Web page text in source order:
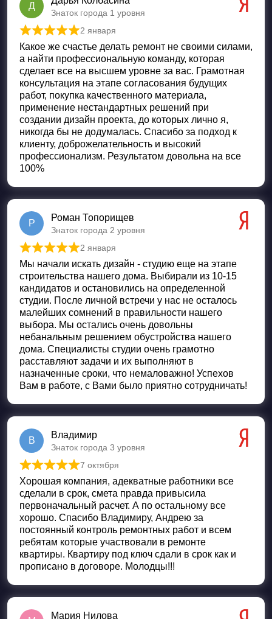
Д
Знаток города 1 уровня
Оценка 5из 5
2 января
Какое же счастье делать ремонт не своими силами,
а найти профессиональную команду, которая
сделает все на высшем уровне за вас. Грамотная
консультация на этапе согласования будущих
работ, покупка качественного материала,
применение нестандартных решений при
создании дизайн проекта, до которых лично я,
никогда бы не додумалась. Спасибо за подход к
клиенту, доброжелательность и высокий
профессионализм. Результатом довольна на все
100%
Р
Роман Топорищев
Знаток города 2 уровня
Оценка 5из 5
2 января
Мы начали искать дизайн - студию еще на этапе
строительства нашего дома. Выбирали из 10-15
кандидатов и остановились на определенной
студии. После личной встречи у нас не осталось
малейших сомнений в правильности нашего
выбора. Мы остались очень довольны
небанальным решением обустройства нашего
дома. Специалисты студии очень грамотно
расставляют задачи и их выполняют в
назначенные сроки, что немаловажно! Успехов
Вам в работе, с Вами было приятно сотрудничать!
В
Владимир
Знаток города 3 уровня
Оценка 5из 5
7 октября
Хорошая компания, адекватные работники все
сделали в срок, смета правда привысила
первоначальный расчет. А по остальному все
хорошо. Спасибо Владимиру, Андрею за
постоянный контроль ремонтных работ и всем
ребятам которые участвовали в ремонте
квартиры. Квартиру под ключ сдали в срок как и
прописано в договоре. Молодцы!!!
Мария Нилова